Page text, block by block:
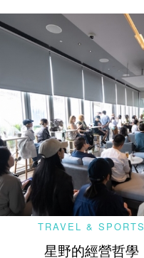
TRAVEL & SPORTS
星野的經營哲學